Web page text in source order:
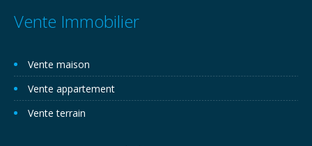
Vente Immobilier
Vente maison
Vente appartement
Vente terrain